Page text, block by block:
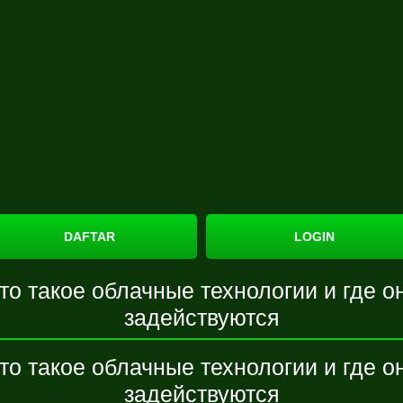
DAFTAR LOGIN
такое облачные технологии и где
задействуются
такое облачные технологии и где
задействуются